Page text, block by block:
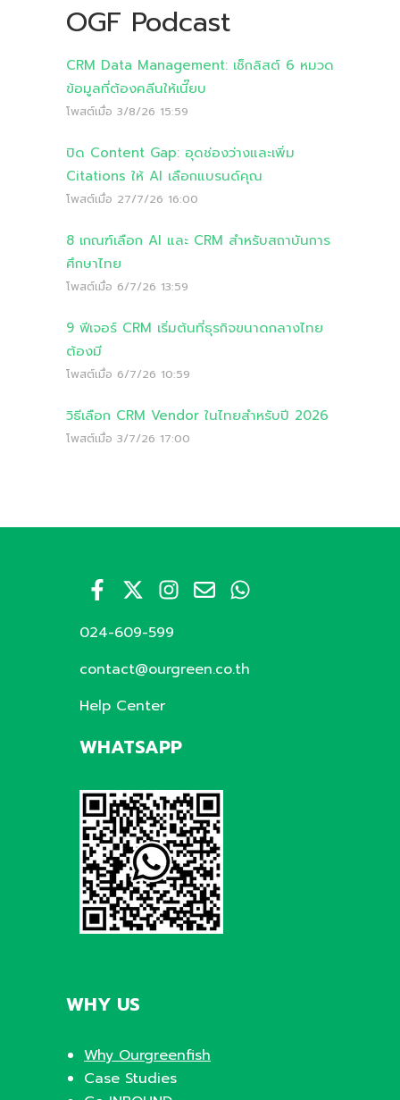
OGF Podcast
CRM Data Management: เช็กลิสต์ 6 หมวด
ข้อมูลที่ต้องคลีนให้เนี๊ยบ
โพสต์เมื่อ 3/8/26 15:59
ปิด Content Gap: อุดช่องว่างและเพิ่ม
Citations ให้ AI เลือกแบรนด์คุณ
โพสต์เมื่อ 27/7/26 16:00
8 เกณฑ์เลือก AI และ CRM สำหรับสถาบันการ
ศึกษาไทย
โพสต์เมื่อ 6/7/26 13:59
9 ฟีเจอร์ CRM เริ่มต้นที่ธุรกิจขนาดกลางไทย
ต้องมี
โพสต์เมื่อ 6/7/26 10:59
วิธีเลือก CRM Vendor ในไทยสำหรับปี 2026
โพสต์เมื่อ 3/7/26 17:00
024-609-599
contact@ourgreen.co.th
Help Center
WHATSAPP
WHY US
Why Ourgreenfish
Case Studies